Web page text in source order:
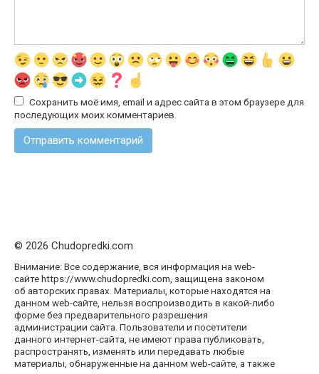
Сохранить моё имя, email и адрес сайта в этом браузере для
последующих моих комментариев.
© 2026 Chudopredki.com
Внимание: Все содержание, вся информация на web-
сайте https://www.chudopredki.com, защищена законом
об авторских правах. Материалы, которые находятся на
данном web-сайте, нельзя воспроизводить в какой-либо
форме без предварительного разрешения
администрации сайта. Пользователи и посетители
данного интернет-сайта, не имеют права публиковать,
распространять, изменять или передавать любые
материалы, обнаруженные на данном web-сайте, а также